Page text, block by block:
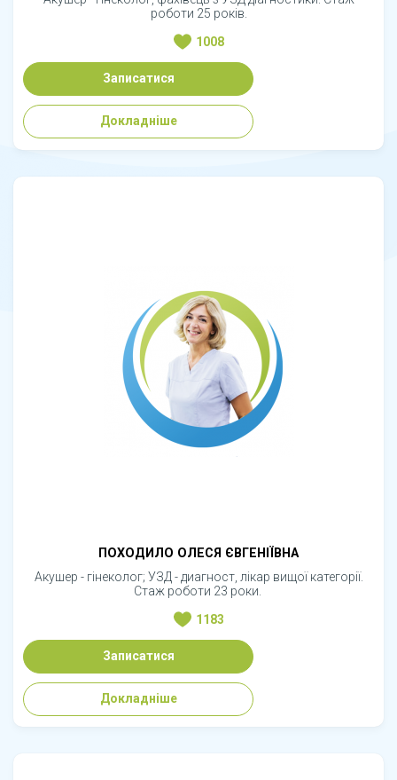
роботи 25 років.
1008
Записатися
Докладніше
ПОХОДИЛО ОЛЕСЯ ЄВГЕНІЇВНА
Акушер - гінеколог; УЗД - диагност, лікар вищої категорії.
Стаж роботи 23 роки.
1183
Записатися
Докладніше